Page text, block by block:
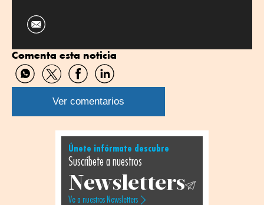
Comenta esta noticia
Compartir
por
WhatsApp
Compartir
por
Twitter
Compartir
por
Facebook
Compartir
por
Linkedin
Ver comentarios
Únete infórmate descubre
Suscríbete a nuestros
Newsletters
Ve a nuestros Newsletters